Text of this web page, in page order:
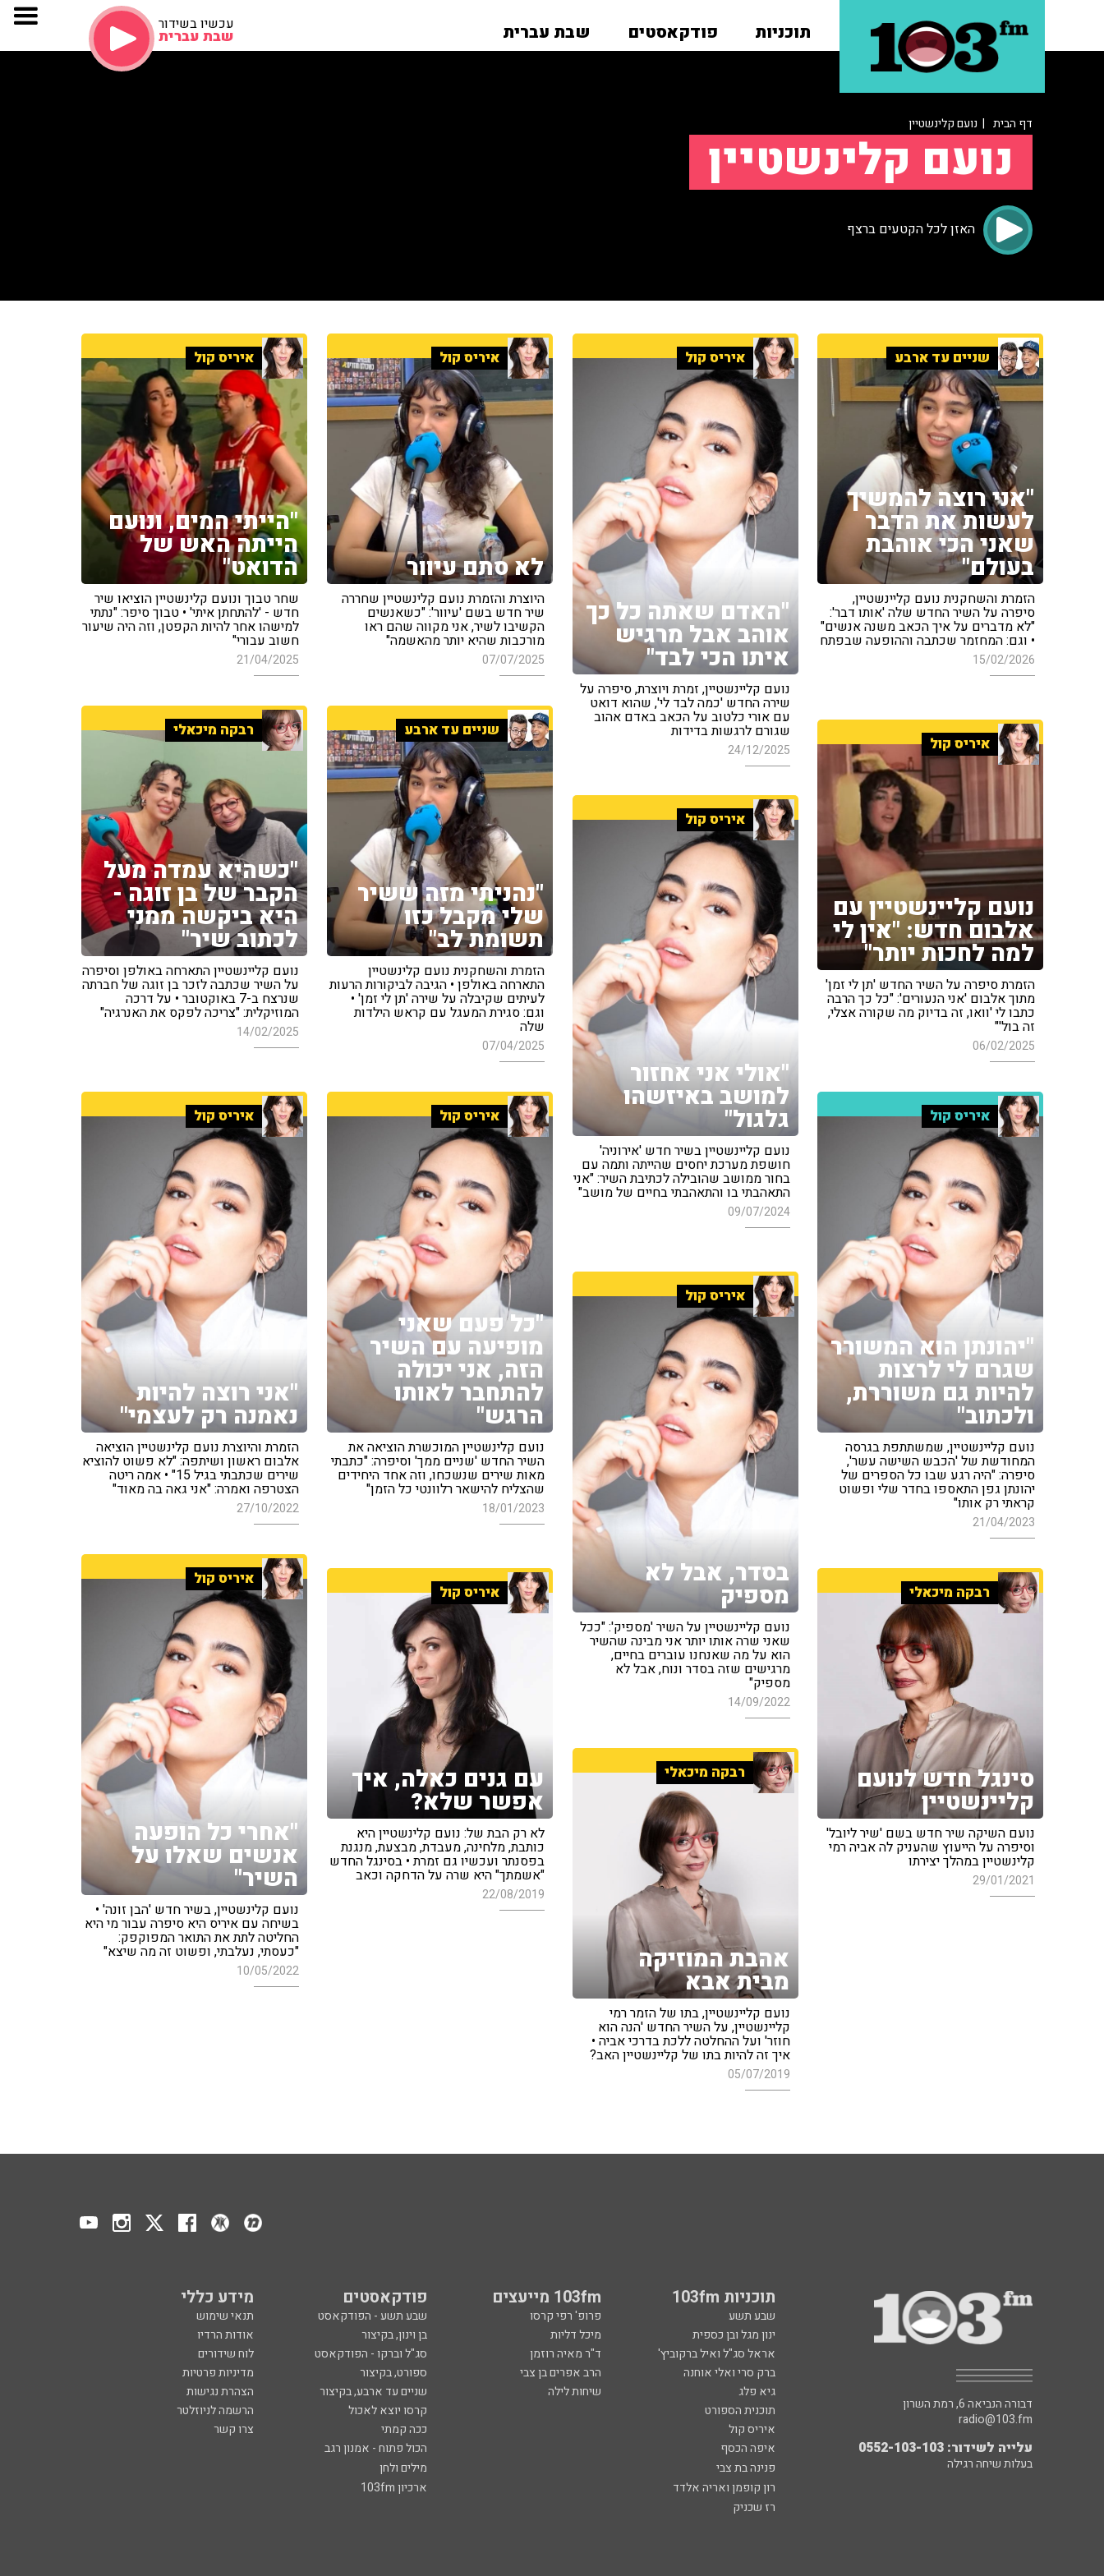
תוכניות פודקאסטים שבת עברית עכשיו בשידור
שבת עברית
דף הבית | נועם קלינשטיין
נועם קלינשטיין
האזן לכל הקטעים ברצף
שניים עד ארבע
"אני רוצה להמשיך
לעשות את הדבר
שאני הכי אוהבת
בעולם"
הזמרת והשחקנית נועם קליינשטיין,
סיפרה על השיר החדש שלה 'אותו דבר':
"לא מדברים על איך הכאב משנה אנשים"
• וגם: המחזמר שכתבה וההופעה שבפתח
15/02/2026
איריס קול
"האדם שאתה כל כך
אוהב אבל מרגיש
איתו הכי לבד"
נועם קליינשטיין, זמרת ויוצרת, סיפרה על
שירה החדש 'כמה לבד לי', שהוא דואט
עם אורי כלטוב על הכאב באדם אהוב
שגורם לרגשות בדידות
24/12/2025
איריס קול
לא סתם עיוור
היוצרת והזמרת נועם קלינשטיין שחררה
שיר חדש בשם 'עיוור': "כשאנשים
הקשיבו לשיר, אני מקווה שהם ראו
מורכבות שהיא יותר מהאשמה"
07/07/2025
איריס קול
"הייתי המים, ונועם
הייתה האש של
הדואט"
שחר טבוך ונועם קלינשטיין הוציאו שיר
חדש - 'להתחתן איתי' • טבוך סיפר: "נתתי
למישהו אחר להיות הקפטן, וזה היה שיעור
חשוב עבורי"
21/04/2025
שניים עד ארבע
"נהניתי מזה ששיר
שלי מקבל כזו
תשומת לב"
הזמרת והשחקנית נועם קלינשטיין
התארחה באולפן • הגיבה לביקורות הרעות
לעיתים שקיבלה על שירה 'תן לי זמן' •
וגם: סגירת המעגל עם קראש הילדות
שלה
07/04/2025
רבקה מיכאלי
"כשהיא עמדה מעל
הקבר של בן זוגה -
היא ביקשה ממני
לכתוב שיר"
נועם קליינשטיין התארחה באולפן וסיפרה
על השיר שכתבה לזכר בן זוגה של חברתה
שנרצח ב-7 באוקטובר • על דרכה
המוזיקלית: "צריכה לפקס את האנרגיה"
14/02/2025
איריס קול
נועם קליינשטיין עם
אלבום חדש: "אין לי
למה לחכות יותר"
הזמרת סיפרה על השיר החדש 'תן לי זמן'
מתוך אלבום 'אני הנעורים': "כל כך הרבה
כתבו לי 'וואו, זה בדיוק מה שקורה אצלי,
זה בול'"
06/02/2025
איריס קול
"אולי אני אחזור
למושב באיזשהו
גלגול"
נועם קליינשטיין בשיר חדש 'אירוניה'
חושפת מערכת יחסים שהייתה ותמה עם
בחור ממושב שהובילה לכתיבת השיר: "אני
התאהבתי בו והתאהבתי בחיים של מושב"
09/07/2024
איריס קול
"יהונתן הוא המשורר
שגרם לי לרצות
להיות גם משוררת,
ולכתוב"
נועם קליינשטיין, שמשתתפת בגרסה
המחודשת של 'הכבש השישה עשר',
סיפרה: "היה רגע שבו כל הספרים של
יהונתן גפן התאספו בחדר שלי ופשוט
קראתי רק אותו"
21/04/2023
איריס קול
"כל פעם שאני
מופיעה עם השיר
הזה, אני יכולה
להתחבר לאותו
הרגש"
נועם קלינשטיין המוכשרת הוציאה את
השיר החדש 'שניים ממך' וסיפרה: "כתבתי
מאות שירים שנשכחו, וזה אחד היחידים
שהצליח להישאר רלוונטי כל הזמן"
18/01/2023
איריס קול
"אני רוצה להיות
נאמנה רק לעצמי"
הזמרת והיוצרת נועם קלינשטיין הוציאה
אלבום ראשון ושיתפה: "לא פשוט להוציא
שירים שכתבתי בגיל 15" • אמה ריטה
הצטרפה ואמרה: "אני גאה בה מאוד"
27/10/2022
איריס קול
בסדר, אבל לא
מספיק
נועם קליינשטיין על השיר 'מספיק': "ככל
שאני שרה אותו יותר אני מבינה שהשיר
הוא על מה שאנחנו עוברים בחיים,
מרגישים שזה בסדר ונוח, אבל לא
מספיק"
14/09/2022
איריס קול
"אחרי כל הופעה
אנשים שאלו על
השיר"
נועם קלינשטיין, בשיר חדש 'הבן זונה' •
בשיחה עם איריס היא סיפרה עבור מי היא
החליטה לתת את התואר המפוקפק:
"כעסתי, נעלבתי, ופשוט זה מה שיצא"
10/05/2022
רבקה מיכאלי
סינגל חדש לנועם
קליינשטיין
נועם השיקה שיר חדש בשם 'שיר ליובל'
וסיפרה על הייעוץ שהעניק לה אביה רמי
קלינשטיין במהלך יצירתו
29/01/2021
איריס קול
עם גנים כאלה, איך
אפשר שלא?
לא רק הבת של: נועם קלינשטיין היא
כותבת, מלחינה, מעבדת, מבצעת, מנגנת
בפסנתר ועכשיו גם זמרת • בסינגל החדש
"אשמתך" היא שרה על הדחקה וכאב
22/08/2019
רבקה מיכאלי
אהבת המוזיקה
מבית אבא
נועם קליינשטיין, בתו של הזמר רמי
קליינשטיין, על השיר החדש 'הנה הוא
חוזר' ועל ההחלטה ללכת בדרכי אביה •
איך זה להיות בתו של קליינשטיין האב?
05/07/2019
תוכניות 103fm 103fm מייעצים פודקאסטים מידע כללי
שבע תשע פרופ' רפי קרסו שבע תשע - הפודקאסט
תנאי שימוש
ינון מגל ובן כספית
מיכל דליות בן וינון, בקיצור
אודות הרדיו
אראל סג"ל ואיל ברקוביץ'
ד"ר מאיה רוזמן סג"ל וברקו - הפודקאסט
לוח שידורים
ברק סרי ואלי אוחנה
הרב אפרים בן צבי ספורט, בקיצור
מדיניות פרטיות
גיא פלג
שיחות לילה שניים עד ארבע, בקיצור
הצהרת נגישות
תוכנית הספורט
קרסו יוצא לאכול
הרשמה לניוזלטר
איריס קול
ככה קמתי
צרו קשר
איפה הכסף
הכול פתוח - אמנון רגב
פנינה בת צבי
מילים ולחן
רון קופמן ואריה אלדד
ארכיון 103fm
רז שכניק
דבורה הנביאה 6, רמת השרון
radio@103.fm
עלייה לשידור: 0552-103-103
בעלות שיחה רגילה